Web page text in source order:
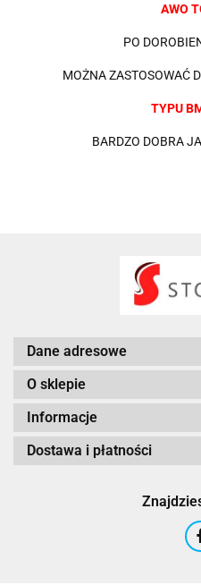
AWO
PO
MOŻNA ZASTOSOWAĆ
TYPU
BARDZO DOBRA
Dane adresowe
O sklepie
Informacje
Dostawa i płatności